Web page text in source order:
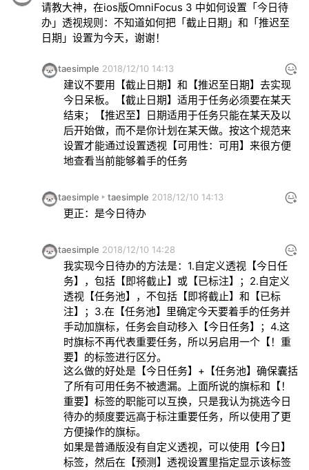
请教大神，在ios版OmniFocus 3 中如何设置「今日待
办」透视规则：不知道如何把「截止日期」和「推迟至
日期」设置为今天，谢谢！
taesimple 2018/12/10 14:13
建议不要用【截止日期】和【推迟至日期】去实现
今日呆板。【截止日期】适用于任务必须要在某天
结束；【推迟至】日期适用于任务只能在某天及以
后开始做，而不是你计划在某天做。按这个规范来
设置才能通过设置透视【可用性：可用】来很方便
地查看当前能够着手的任务
taesimple taesimple 2018/12/10 14:13
更正：是今日待办
taesimple 2018/12/10 14:28
我实现今日待办的方法是：1.自定义透视【今日任
务】，包括【即将截止】或【已标注】；2.自定义
透视【任务池】，不包括【即将截止】和【已标
注】；3.在【任务池】里确定今天要着手的任务并
手动加旗标，任务会自动移入【今日任务】；4.这
时旗标不再代表重要任务，所以另启用一个【！重
要】的标签进行区分。
这么做的好处是【今日任务】+【任务池】确保囊括
了所有可用任务不被遗漏。上面所说的旗标和【！
重要】标签的职能可以互换，只是我认为挑选今日
待办的频度要远高于标注重要任务，所以使用了更
方便操作的旗标。
如果是普通版没有自定义透视，可以使用【今日】
标签，然后在【预测】透视设置里指定显示该标签